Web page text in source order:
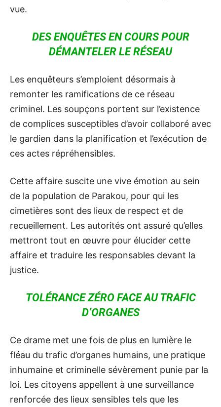
vue.
DES ENQUÊTES EN COURS POUR
DÉMANTELER LE RÉSEAU
Les enquêteurs s’emploient désormais à
remonter les ramifications de ce réseau
criminel. Les soupçons portent sur l’existence
de complices susceptibles d’avoir collaboré avec
le gardien dans la planification et l’exécution de
ces actes répréhensibles.
Cette affaire suscite une vive émotion au sein
de la population de Parakou, pour qui les
cimetières sont des lieux de respect et de
recueillement. Les autorités ont assuré qu’elles
mettront tout en œuvre pour élucider cette
affaire et traduire les responsables devant la
justice.
TOLÉRANCE ZÉRO FACE AU TRAFIC
D’ORGANES
Ce drame met une fois de plus en lumière le
fléau du trafic d’organes humains, une pratique
inhumaine et criminelle sévèrement punie par la
loi. Les citoyens appellent à une surveillance
renforcée des lieux sensibles tels que les